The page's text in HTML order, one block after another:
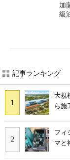
加
級
記事ランキング
大規
ら施
フィ
マと